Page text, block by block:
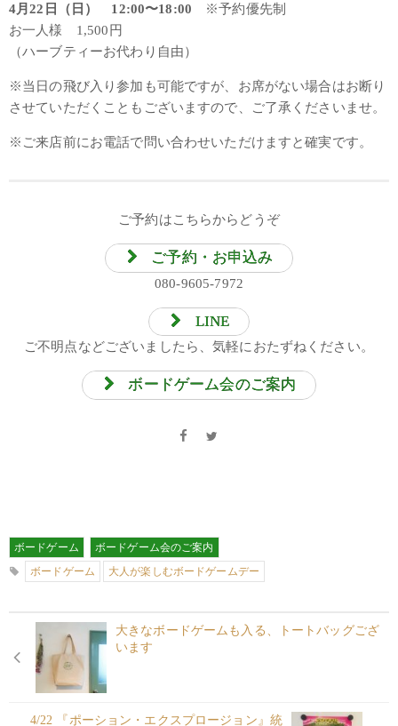
4月22日（日） 12:00〜18:00 ※予約優先制
お一人様 1,500円
（ハーブティーお代わり自由）
※当日の飛び入り参加も可能ですが、お席がない場合はお断り
させていただくこともございますので、ご了承くださいませ。
※ご来店前にお電話で問い合わせいただけますと確実です。
ご予約はこちらからどうぞ
ご予約・お申込み
080-9605-7972
LINE
ご不明点などございましたら、気軽におたずねください。
ボードゲーム会のご案内
ボードゲーム
ボードゲーム会のご案内
ボードゲーム
大人が楽しむボードゲームデー
大きなボードゲームも入る、トートバッグござ
います
4/22 『ポーション・エクスプロージョン』統